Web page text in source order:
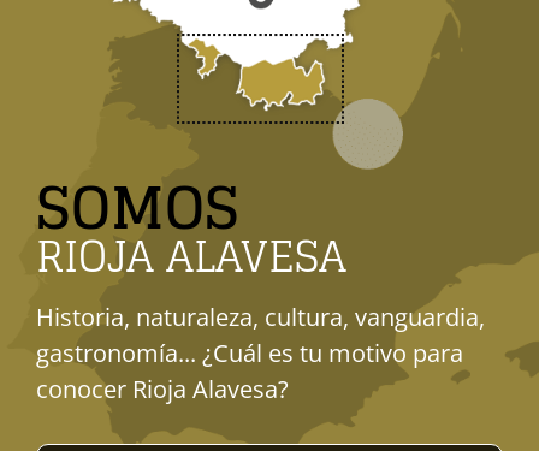
SOMOS
RIOJA ALAVESA
Historia, naturaleza, cultura, vanguardia,
gastronomía... ¿Cuál es tu motivo para
conocer Rioja Alavesa?